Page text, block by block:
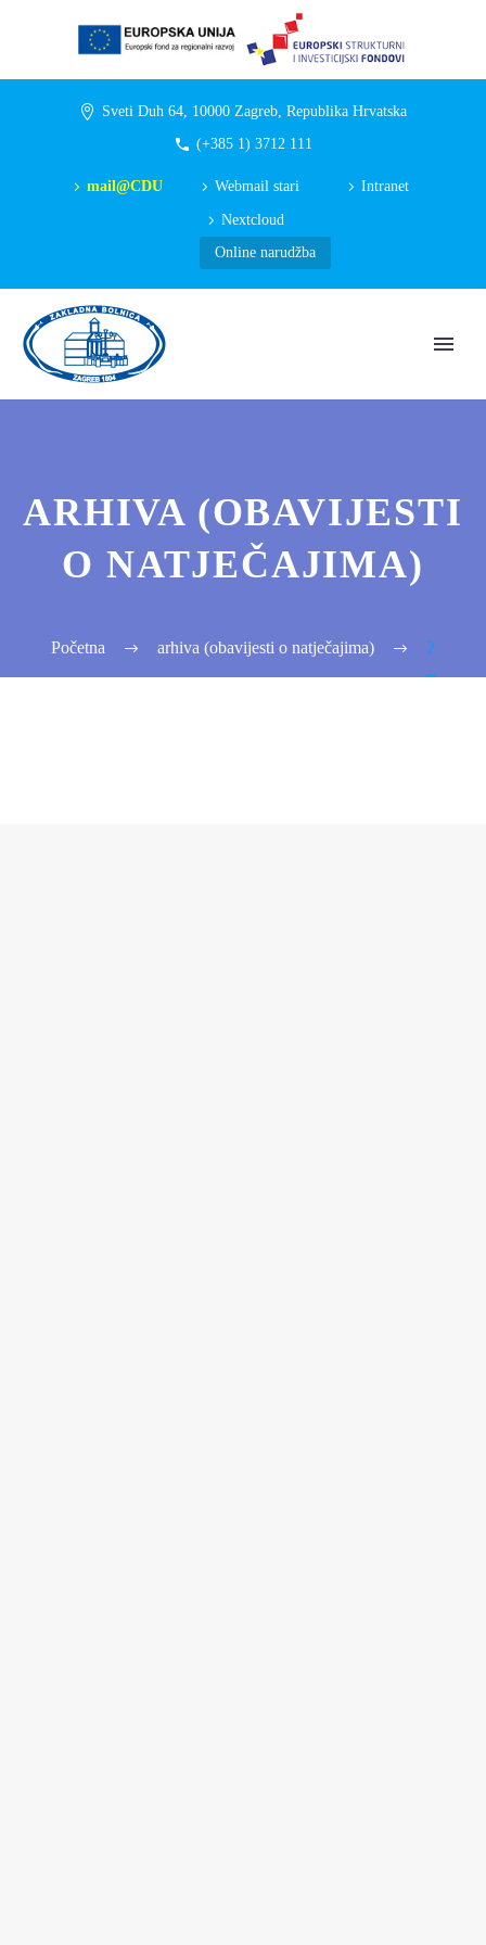
Sveti Duh 64, 10000 Zagreb, Republika Hrvatska
(+385 1) 3712 111
mail@CDU Webmail stari Intranet
Nextcloud
Online narudžba
ARHIVA (OBAVIJESTI
O NATJEČAJIMA)
Početna arhiva (obavijesti o natječajima) 2